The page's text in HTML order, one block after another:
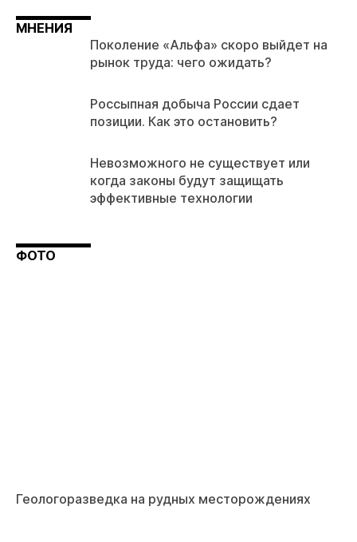
МНЕНИЯ
Поколение «Альфа» скоро выйдет на
рынок труда: чего ожидать?
Россыпная добыча России сдает
позиции. Как это остановить?
Невозможного не существует или
когда законы будут защищать
эффективные технологии
ФОТО
Геологоразведка на рудных месторождениях